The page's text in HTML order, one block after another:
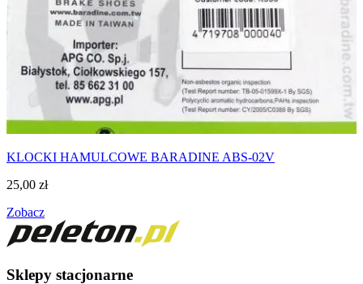
KLOCKI HAMULCOWE BARADINE ABS-02V
25,00 zł
Zobacz
Sklepy stacjonarne